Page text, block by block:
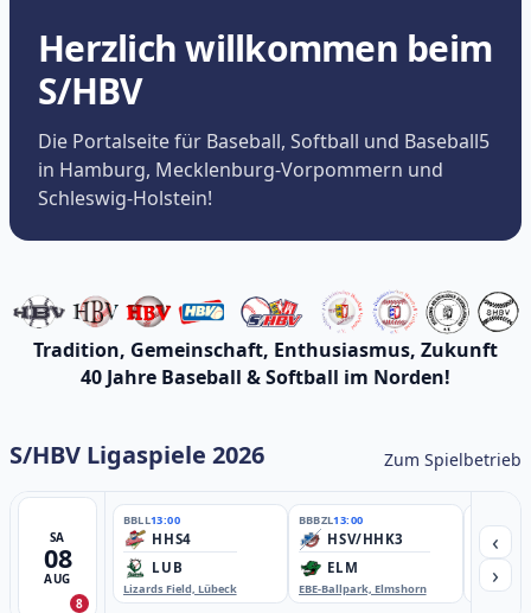
Herzlich willkommen beim
S/HBV
Die Portalseite für Baseball, Softball und Baseball5
in Hamburg, Mecklenburg-Vorpommern und
Schleswig-Holstein!
Tradition, Gemeinschaft, Enthusiasmus, Zukunft
40 Jahre Baseball & Softball im Norden!
S/HBV Ligaspiele 2026 Zum Spielbetrieb
SA
08
AUG
8
BBLL13:00
HHS4
LUB
Lizards Field, Lübeck
BBBZL13:00
HSV/HHK3
ELM
EBE-Ballpark, Elmshorn
‹
›